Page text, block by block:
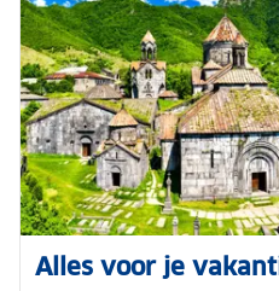
Alles voor je